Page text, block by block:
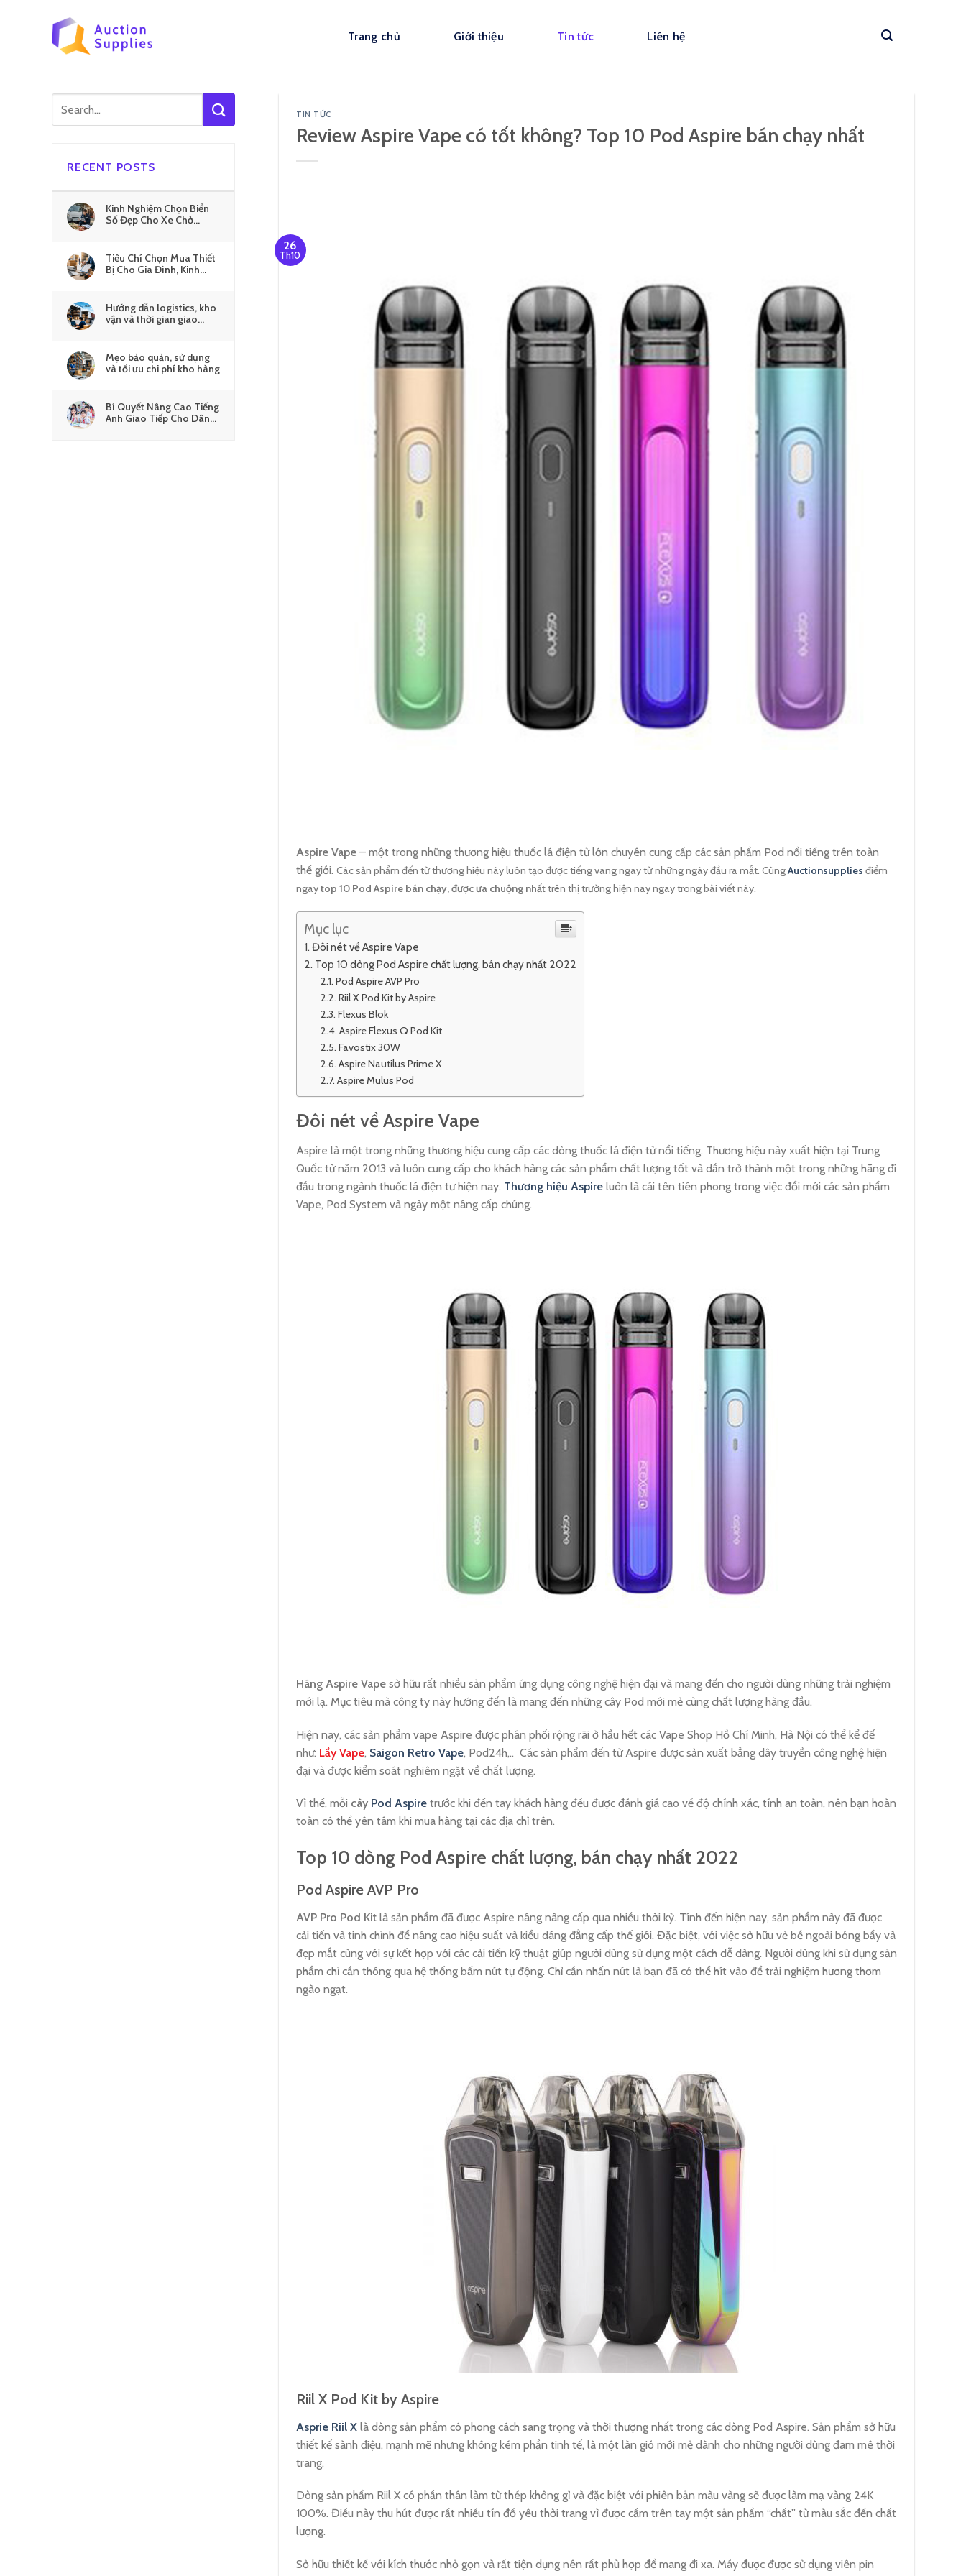
Trang chủ Giới thiệu Tin tức Liên hệ
RECENT POSTS
Kinh Nghiệm Chọn Biển
Số Đẹp Cho Xe Chở
Tiêu Chí Chọn Mua Thiết
Bị Cho Gia Đình, Kinh
Hướng dẫn logistics, kho
vận và thời gian giao
Mẹo bảo quản, sử dụng
và tối ưu chi phí kho hàng
Bí Quyết Nâng Cao Tiếng
Anh Giao Tiếp Cho Dân
TIN TỨC
Review Aspire Vape có tốt không? Top 10 Pod Aspire bán chạy nhất
26
Th10
Aspire Vape – một trong những thương hiệu thuốc lá điện tử lớn chuyên cung cấp các sản phẩm Pod nổi tiếng trên toàn
thế giới. Các sản phẩm đến từ thương hiệu nàyluôn tạo được tiếng vang ngay từ những ngày đầu ra mắt. CùngAuctionsupplies điểm
ngaytop 10 Pod Aspire bán chạy, được ưa chuộng nhấttrên thị trường hiện nay ngay trong bài viết này.
Mục lục
Đôi nét về Aspire Vape
Top 10 dòng Pod Aspire chất lượng, bán chạy nhất 2022
Pod Aspire AVP Pro
Riil X Pod Kit by Aspire
Flexus Blok
Aspire Flexus Q Pod Kit
Favostix 30W
Aspire Nautilus Prime X
Aspire Mulus Pod
Đôi nét về Aspire Vape
Aspire là một trong những thương hiệu cung cấp các dòng thuốc lá điện tử nổi tiếng. Thương hiệu này xuất hiện tại Trung
Quốc từ năm 2013 và luôn cung cấp cho khách hàng các sản phẩm chất lượng tốt và dần trở thành một trong những hãng đi
đầu trong ngành thuốc lá điện tư hiện nay. Thương hiệu Aspire luôn là cái tên tiên phong trong việc đổi mới các sản phẩm
Vape, Pod System và ngày một nâng cấp chúng.
Hãng Aspire Vape sở hữu rất nhiều sản phẩm ứng dụng công nghệ hiện đại và mang đến cho người dùng những trải nghiệm
mới lạ. Mục tiêu mà công ty này hướng đến là mang đến những cây Pod mới mẻ cùng chất lượng hàng đầu.
Hiện nay, các sản phẩm vape Aspire được phân phối rộng rãi ở hầu hết các Vape Shop Hồ Chí Minh, Hà Nội có thể kể đế
như: Lầy Vape, Saigon Retro Vape, Pod24h,.. Các sản phẩm đến từ Aspire được sản xuất bằng dây truyền công nghệ hiện
đại và được kiểm soát nghiêm ngặt về chất lượng.
Vì thế, mỗi cây Pod Aspire trước khi đến tay khách hàng đều được đánh giá cao về độ chính xác, tính an toàn, nên bạn hoàn
toàn có thể yên tâm khi mua hàng tại các địa chỉ trên.
Top 10 dòng Pod Aspire chất lượng, bán chạy nhất 2022
Pod Aspire AVP Pro
AVP Pro Pod Kit là sản phẩm đã được Aspire nâng nâng cấp qua nhiều thời kỳ. Tính đến hiện nay, sản phẩm này đã được
cải tiến và tinh chỉnh để nâng cao hiệu suất và kiểu dáng đẳng cấp thế giới. Đặc biệt, với việc sở hữu vẻ bề ngoài bóng bẩy và
đẹp mắt cùng với sự kết hợp với các cải tiến kỹ thuật giúp người dùng sử dụng một cách dễ dàng. Người dùng khi sử dụng sản
phẩm chỉ cần thông qua hệ thống bấm nút tự động. Chỉ cần nhấn nút là bạn đã có thể hít vào để trải nghiệm hương thơm
ngào ngạt.
Riil X Pod Kit by Aspire
Asprie Riil X là dòng sản phẩm có phong cách sang trọng và thời thượng nhất trong các dòng Pod Aspire. Sản phẩm sở hữu
thiết kế sành điệu, mạnh mẽ nhưng không kém phần tinh tế, là một làn gió mới mẻ dành cho những người dùng đam mê thời
trang.
Dòng sản phẩm Riil X có phần thân làm từ thép không gỉ và đặc biệt với phiên bản màu vàng sẽ được làm mạ vàng 24K
100%. Điều này thu hút được rất nhiều tín đồ yêu thời trang vì được cầm trên tay một sản phẩm “chất” từ màu sắc đến chất
lượng.
Sở hữu thiết kế với kích thước nhỏ gọn và rất tiện dụng nên rất phù hợp để mang đi xa. Máy được được sử dụng viên pin